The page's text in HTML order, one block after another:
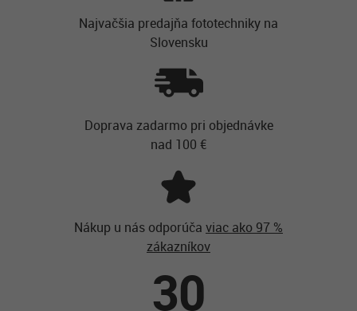
Najvačšia predajňa fototechniky na
Slovensku
Doprava zadarmo pri objednávke
nad 100 €
Nákup u nás odporúča viac ako 97 %
zákazníkov
30